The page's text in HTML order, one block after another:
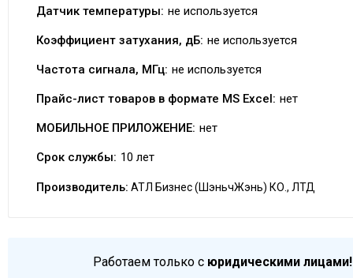
Датчик температуры: не используется
Коэффициент затухания, дБ: не используется
Частота сигнала, МГц: не используется
Прайс-лист товаров в формате MS Excel: нет
МОБИЛЬНОЕ ПРИЛОЖЕНИЕ: нет
Срок службы: 10 лет
Производитель: АТЛ Бизнес (ШэньчЖэнь) КО., ЛТД
Работаем только с юридическими лицами!